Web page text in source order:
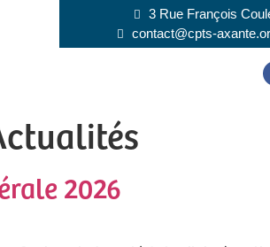
3 Rue François
contact@cpts-
2026